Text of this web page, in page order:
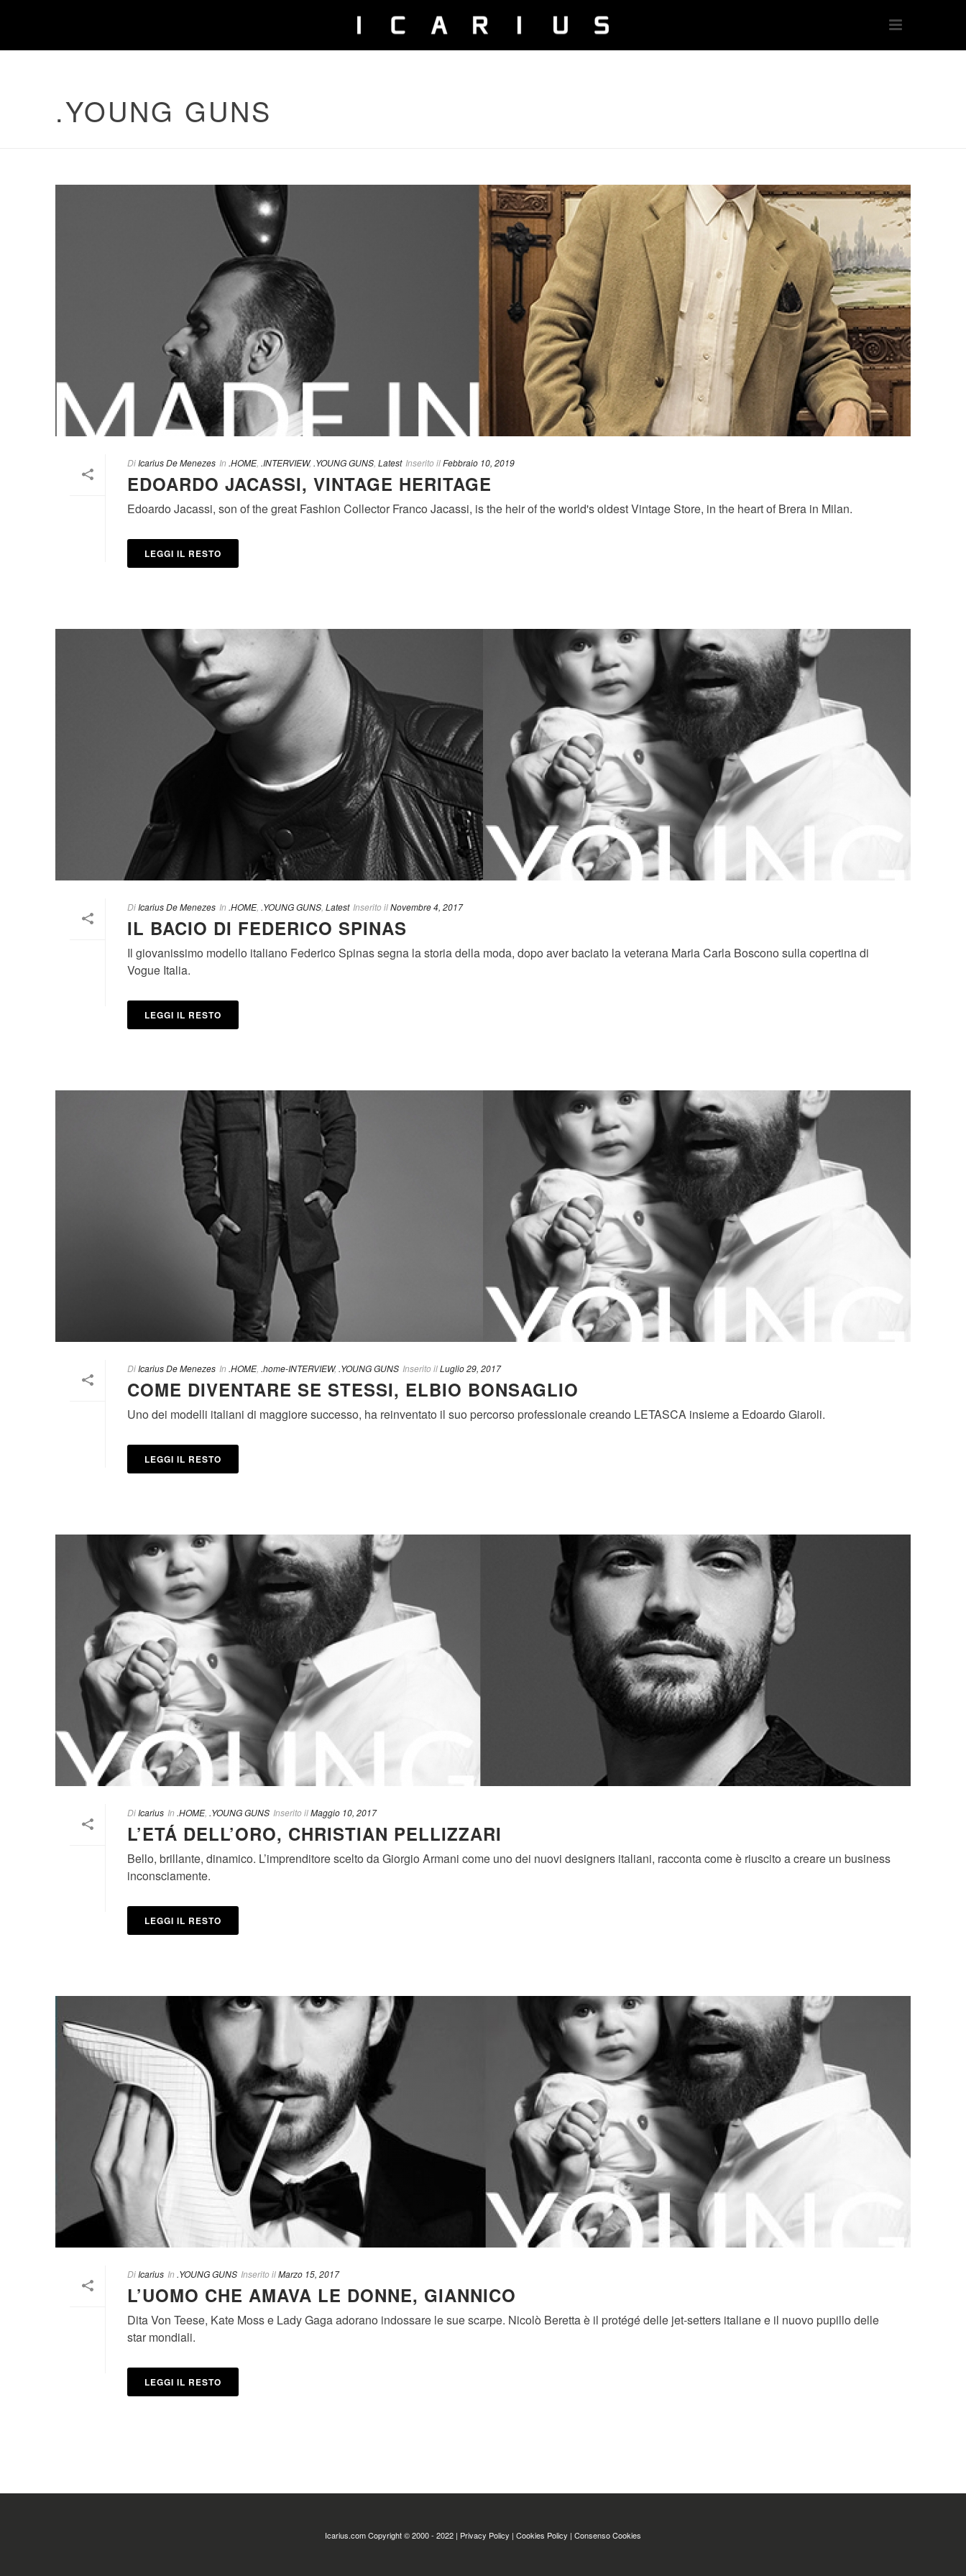
.YOUNG GUNS
Di Icarius De Menezes In .HOME, .INTERVIEW, .YOUNG GUNS Latest Inserito ilFebbraio 10, 2019
EDOARDO JACASSI, VINTAGE HERITAGE
Edoardo Jacassi, son of the great Fashion Collector Franco Jacassi, is the heir of the world's oldest Vintage Store, in the heart of Brera in Milan.
LEGGI IL RESTO
Di Icarius De Menezes In .HOME, .YOUNG GUNS Latest Inserito ilNovembre 4, 2017
IL BACIO DI FEDERICO SPINAS
Il giovanissimo modello italiano Federico Spinas segna la storia della moda, dopo aver baciato la veterana Maria Carla Boscono sulla copertina di
Vogue Italia.
LEGGI IL RESTO
Di Icarius De Menezes In .HOME, .home-INTERVIEW, .YOUNG GUNS Inserito ilLuglio 29, 2017
COME DIVENTARE SE STESSI, ELBIO BONSAGLIO
Uno dei modelli italiani di maggiore successo, ha reinventato il suo percorso professionale creando LETASCA insieme a Edoardo Giaroli.
LEGGI IL RESTO
Di Icarius In .HOME, .YOUNG GUNS Inserito ilMaggio 10, 2017
L’ETÁ DELL’ORO, CHRISTIAN PELLIZZARI
Bello, brillante, dinamico. L’imprenditore scelto da Giorgio Armani come uno dei nuovi designers italiani, racconta come è riuscito a creare un business
inconsciamente.
LEGGI IL RESTO
Di Icarius In .YOUNG GUNS Inserito ilMarzo 15, 2017
L’UOMO CHE AMAVA LE DONNE, GIANNICO
Dita Von Teese, Kate Moss e Lady Gaga adorano indossare le sue scarpe. Nicolò Beretta è il protégé delle jet-setters italiane e il nuovo pupillo delle
star mondiali.
LEGGI IL RESTO
Icarius.com Copyright © 2000 - 2022 | Privacy Policy | Cookies Policy | Consenso Cookies